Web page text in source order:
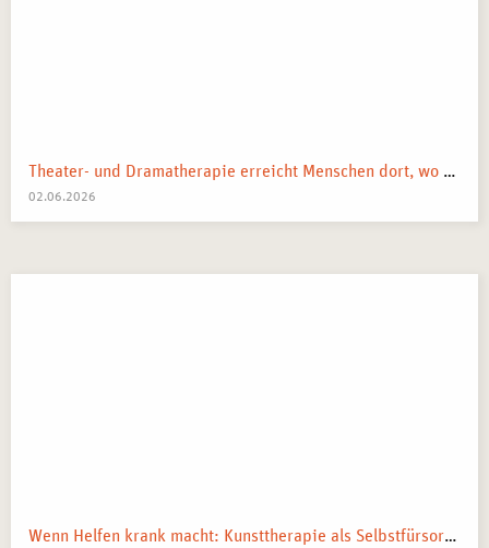
Theater- und Dramatherapie erreicht Menschen dort, wo Worte manchmal nicht mehr weiterkommen.
02.06.2026
Wenn Helfen krank macht: Kunsttherapie als Selbstfürsorge in pflegenden und beratenden Berufen